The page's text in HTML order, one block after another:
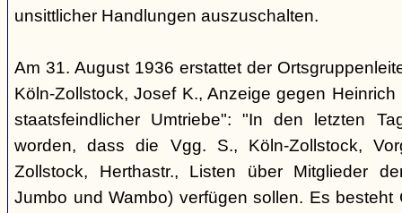
unsittlicher Handlungen auszuschalten.
Am 31. August 1936 erstattet der
Köln-Zollstock, Josef K., Anzeige gegen
staatsfeindlicher Umtriebe": "In den letzten
worden, dass die Vgg. S., Köln-Zollstock,
Zollstock, Herthastr., Listen über Mitglieder
Jumbo und Wambo) verfügen sollen. Es besteht